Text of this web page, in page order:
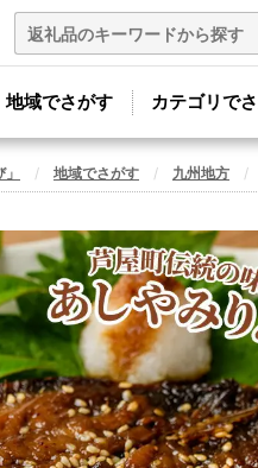
地域でさがす カテゴリで
地域でさがす 九州地方